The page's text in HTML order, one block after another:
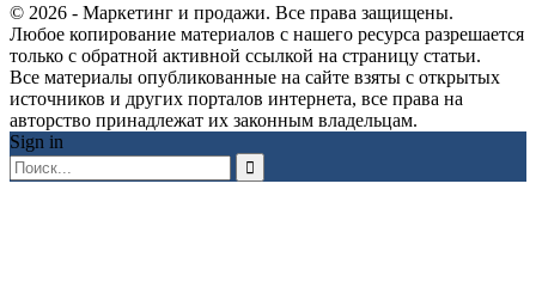
© 2026 - Маркетинг и продажи. Все права защищены.
Любое копирование материалов с нашего ресурса разрешается
только с обратной активной ссылкой на страницу статьи.
Все материалы опубликованные на сайте взяты с открытых
источников и других порталов интернета, все права на
авторство принадлежат их законным владельцам.
Sign in